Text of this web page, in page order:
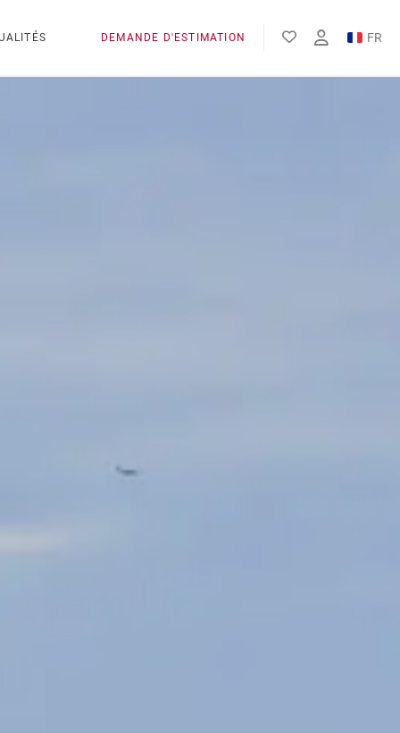
DEMANDE D'ESTIMATION FR
EN